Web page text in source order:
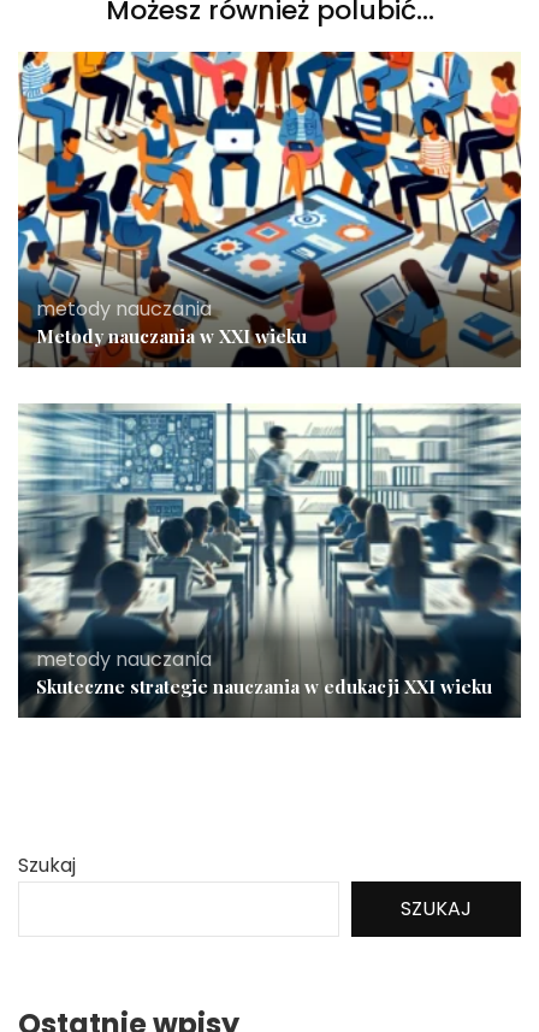
Możesz również polubić…
metody nauczania
Metody nauczania w XXI wieku
metody nauczania
Skuteczne strategie nauczania w edukacji XXI wieku
Szukaj
SZUKAJ
Ostatnie wpisy